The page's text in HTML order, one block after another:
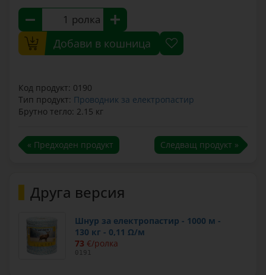
ролка
Добави в кошница
Код продукт: 0190
Тип продукт: Проводник за електропастир
Брутно тегло: 2.15 кг
« Предходен продукт Следващ продукт »
Друга версия
Шнур за електропастир - 1000 м -
130 кг - 0,11 Ω/м
73 €/ролка
0191